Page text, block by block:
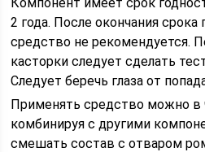
2 года. После окончания срока
средство не рекомендуется.
касторки следует сделать
Следует беречь глаза от
Применять средство можно в
комбинируя с другими
смешать состав с отваром